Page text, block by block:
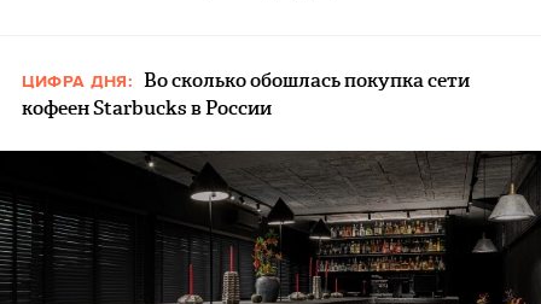
ЦИФРА ДНЯ: Во сколько обошлась покупка сети
кофеен Starbucks в России